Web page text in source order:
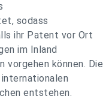
sodass
ihr Patent vor Ort
im Inland
können. Die
entstehen.